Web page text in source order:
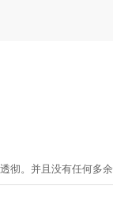
彻。并且没有任何多